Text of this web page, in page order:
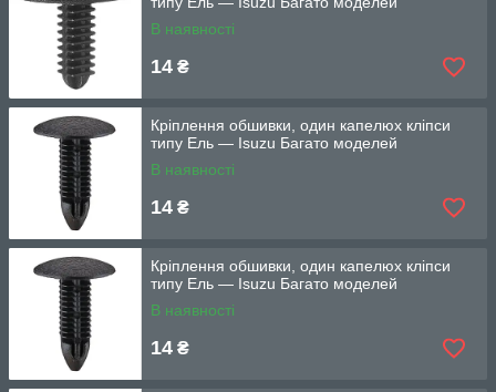
В наявності
14 ₴
Кріплення обшивки, один капелюх кліпси
типу Ель — Isuzu Багато моделей
В наявності
14 ₴
Кріплення обшивки, один капелюх кліпси
типу Ель — Isuzu Багато моделей
В наявності
14 ₴